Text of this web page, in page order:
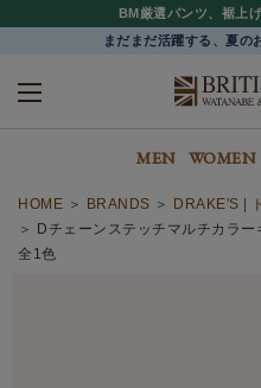
BM厳選パンツ、裾上
まだまだ活躍する、夏の
MEN WOMEN
HOME BRANDS
DRAKE'S |
Dチェーンステッチマルチカラ
全1色